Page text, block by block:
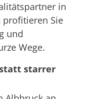
in
Sie
und
Wege.
starrer